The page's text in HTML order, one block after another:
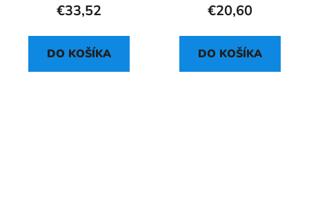
€33,52
DO KOŠÍKA
€20,60
DO KOŠÍKA